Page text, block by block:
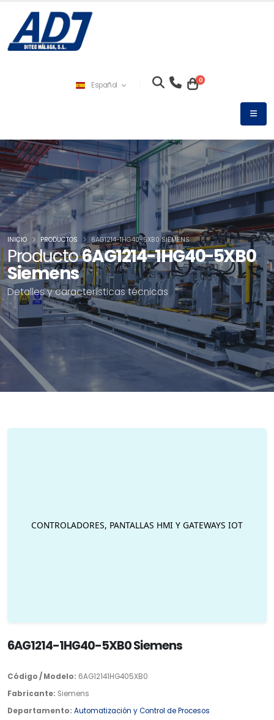
Español 0
Producto6AG1214-1HG40-5XB0
Siemens
Detalles y características técnicas
INICIO PRODUCTOS 6AG1214-1HG40-5XB0 SIEMENS
6AG1214-1HG40-5XB0 Siemens
Código / Modelo: 6AG12141HG405XB0
Fabricante: Siemens
Departamento: Automatización y Control de Procesos